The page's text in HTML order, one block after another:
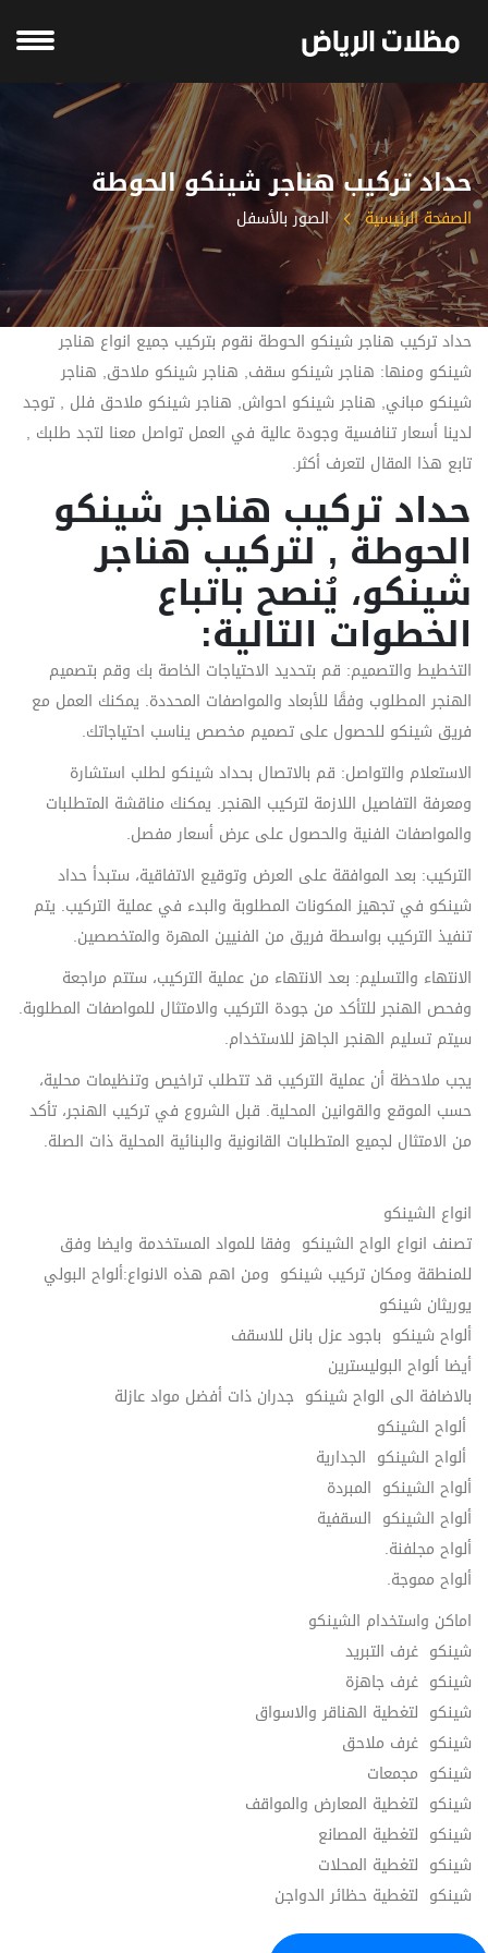
حداد تركيب هناجر شينكو الحوطة
الصفحة الرئيسية الصور بالأسفل
حداد تركيب هناجر شينكو الحوطة نقوم بتركيب جميع انواع هناجر
شينكو ومنها: هناجر شينكو سقف, هناجر شينكو ملاحق, هناجر
شينكو مباني, هناجر شينكو احواش, هناجر شينكو ملاحق فلل , توجد
لدينا أسعار تنافسية وجودة عالية في العمل تواصل معنا لتجد طلبك ,
تابع هذا المقال لتعرف أكثر.
حداد تركيب هناجر شينكو
الحوطة , لتركيب هناجر
شينكو، يُنصح باتباع
الخطوات التالية:
التخطيط والتصميم: قم بتحديد الاحتياجات الخاصة بك وقم بتصميم
الهنجر المطلوب وفقًا للأبعاد والمواصفات المحددة. يمكنك العمل مع
فريق شينكو للحصول على تصميم مخصص يناسب احتياجاتك.
الاستعلام والتواصل: قم بالاتصال بحداد شينكو لطلب استشارة
ومعرفة التفاصيل اللازمة لتركيب الهنجر. يمكنك مناقشة المتطلبات
والمواصفات الفنية والحصول على عرض أسعار مفصل.
التركيب: بعد الموافقة على العرض وتوقيع الاتفاقية، ستبدأ حداد
شينكو في تجهيز المكونات المطلوبة والبدء في عملية التركيب. يتم
تنفيذ التركيب بواسطة فريق من الفنيين المهرة والمتخصصين.
الانتهاء والتسليم: بعد الانتهاء من عملية التركيب، ستتم مراجعة
وفحص الهنجر للتأكد من جودة التركيب والامتثال للمواصفات المطلوبة.
سيتم تسليم الهنجر الجاهز للاستخدام.
يجب ملاحظة أن عملية التركيب قد تتطلب تراخيص وتنظيمات محلية،
حسب الموقع والقوانين المحلية. قبل الشروع في تركيب الهنجر، تأكد
من الامتثال لجميع المتطلبات القانونية والبنائية المحلية ذات الصلة.
انواع الشينكو
تصنف انواع الواح الشينكو وفقا للمواد المستخدمة وايضا وفق
للمنطقة ومكان تركيب شينكو ومن اهم هذه الانواع:ألواح البولي
يوريثان شينكو
ألواح شينكو باجود عزل بانل للاسقف
أيضا ألواح البوليسترين
بالاضافة الى الواح شينكو جدران ذات أفضل مواد عازلة
ألواح الشينكو
ألواح الشينكو الجدارية
ألواح الشينكو المبردة
ألواح الشينكو السقفية
ألواح مجلفنة.
ألواح مموجة.
اماكن واستخدام الشينكو
شينكو غرف التبريد
شينكو غرف جاهزة
شينكو لتغطية الهناقر والاسواق
شينكو غرف ملاحق
شينكو مجمعات
شينكو لتغطية المعارض والمواقف
شينكو لتغطية المصانع
شينكو لتغطية المحلات
شينكو لتغطية حظائر الدواجن